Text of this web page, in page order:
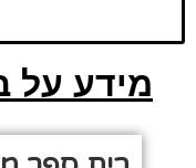
מידע על